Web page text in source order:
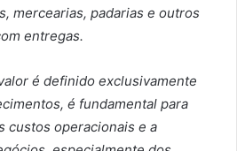
mercearias, padarias e outros
entregas.
é definido exclusivamente
é fundamental para
custos operacionais e a